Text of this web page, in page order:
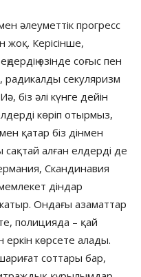
әлеуметтік прогресс
жоқ. Керісінше,
өзінде соғыс пен
радикалды секуляризм
біз әлі күнге дейін
көріп отырмыз,
қатар біз дінмен
алған елдерді де
Скандинавия
діндар
Ондағы азаматтар
полицияда – қай
еркін көрсете алады.
соттары бар,